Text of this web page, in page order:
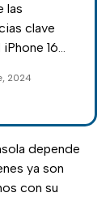
S24
es
las
clave
16
Galaxy
reseñas
para
2024
depende
ya son
con su